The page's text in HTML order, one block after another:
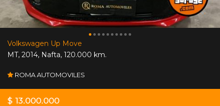
Volkswagen Up Move
MT, 2014, Nafta, 120.000 km.
ROMA AUTOMOVILES
$ 13.000.000